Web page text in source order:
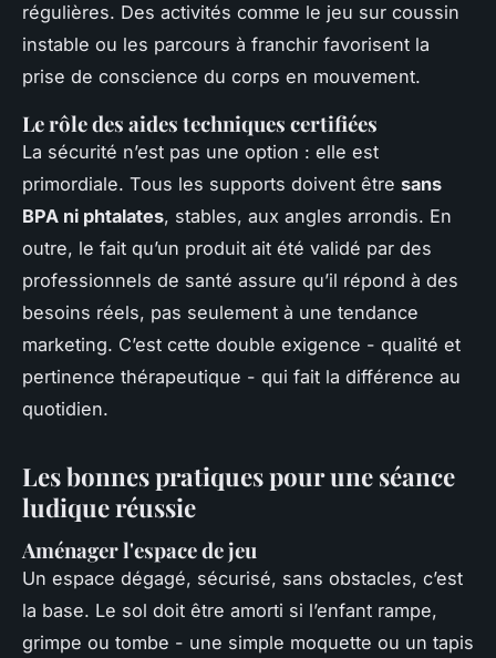
régulières. Des activités comme le jeu sur coussin
instable ou les parcours à franchir favorisent la
prise de conscience du corps en mouvement.
Le rôle des aides techniques certifiées
La sécurité n’est pas une option : elle est
primordiale. Tous les supports doivent être sans
BPA ni phtalates, stables, aux angles arrondis. En
outre, le fait qu’un produit ait été validé par des
professionnels de santé assure qu’il répond à des
besoins réels, pas seulement à une tendance
marketing. C’est cette double exigence - qualité et
pertinence thérapeutique - qui fait la différence au
quotidien.
Les bonnes pratiques pour une séance
ludique réussie
Aménager l'espace de jeu
Un espace dégagé, sécurisé, sans obstacles, c’est
la base. Le sol doit être amorti si l’enfant rampe,
grimpe ou tombe - une simple moquette ou un tapis